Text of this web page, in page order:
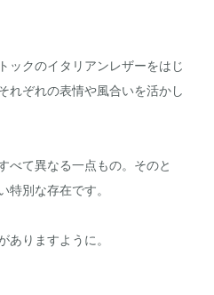
ックのイタリアンレザーをはじ
れぞれの表情や風合いを活かし
べて異なる一点もの。そのと
特別な存在です。
ありますように。